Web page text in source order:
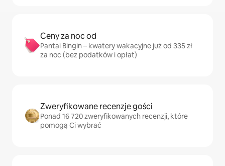
Ceny za noc od
Pantai Bingin – kwatery wakacyjne już od 335 zł
za noc (bez podatków i opłat)
Zweryfikowane recenzje gości
Ponad 16 720 zweryfikowanych recenzji, które
pomogą Ci wybrać